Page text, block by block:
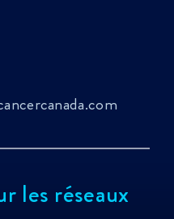
les réseaux